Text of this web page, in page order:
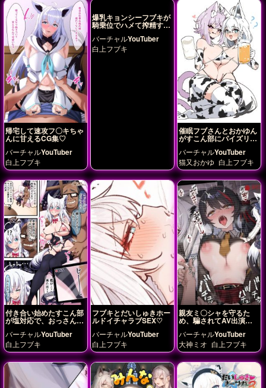
帰宅して速攻フ〇キちゃ
んに甘えるCG集♡
バーチャルYouTuber
白上フブキ
爆乳キョンシーフブキが
騎乗位でハメて搾精する
♡
バーチャルYouTuber
白上フブキ
催眠フブさんとおかゆん
がすこん部にパイズリす
バーチャルYouTuber
猫又おかゆ 白上フブキ
付き合い始めたすこん部
が塩対応で、おっさんす
こん部に落とされるフブ
キさん14
バーチャルYouTuber
白上フブキ
フブキとだいしゅきホー
ルドイチャラブSEX♡
バーチャルYouTuber
白上フブキ
親友ミ〇シャを守るた
め、騙されてAV出演す
る 白〇フブキ
バーチャルYouTuber
大神ミオ 白上フブキ